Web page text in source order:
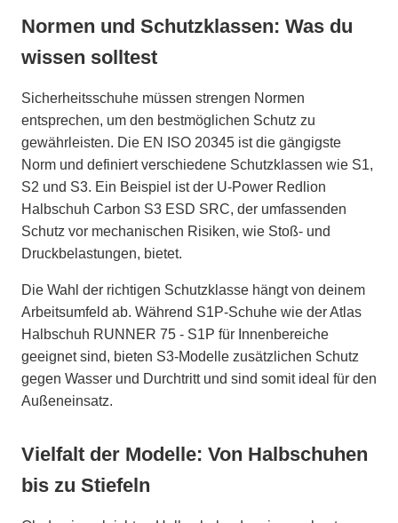
Normen und Schutzklassen: Was du
wissen solltest
Sicherheitsschuhe müssen strengen Normen
entsprechen, um den bestmöglichen Schutz zu
gewährleisten. Die EN ISO 20345 ist die gängigste
Norm und definiert verschiedene Schutzklassen wie S1,
S2 und S3. Ein Beispiel ist der U-Power Redlion
Halbschuh Carbon S3 ESD SRC, der umfassenden
Schutz vor mechanischen Risiken, wie Stoß- und
Druckbelastungen, bietet.
Die Wahl der richtigen Schutzklasse hängt von deinem
Arbeitsumfeld ab. Während S1P-Schuhe wie der Atlas
Halbschuh RUNNER 75 - S1P für Innenbereiche
geeignet sind, bieten S3-Modelle zusätzlichen Schutz
gegen Wasser und Durchtritt und sind somit ideal für den
Außeneinsatz.
Vielfalt der Modelle: Von Halbschuhen
bis zu Stiefeln